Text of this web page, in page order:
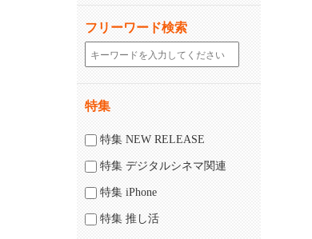
フリーワード検索
特集
特集 NEW RELEASE
特集 デジタルシネマ関連
特集 iPhone
特集 推し活